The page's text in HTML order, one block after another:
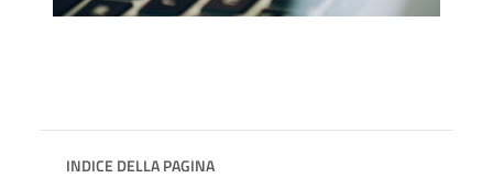
INDICE DELLA PAGINA